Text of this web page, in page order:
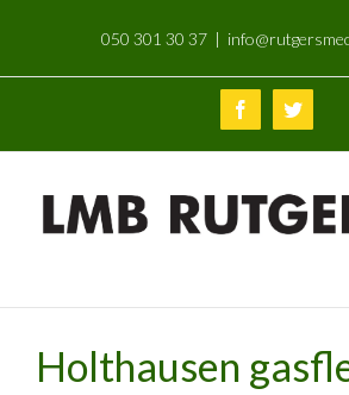
content
050 301 30 37 |
FacebookTwitter
Holthausen